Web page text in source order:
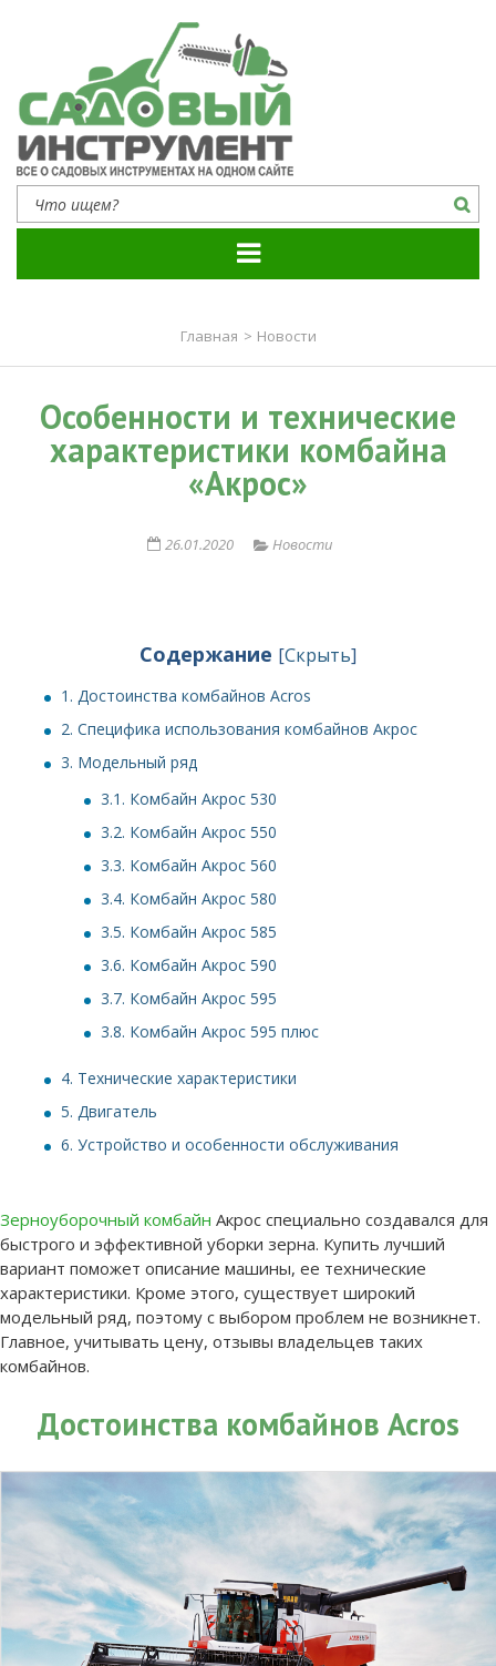
Садовый инструмент
Все о садовых инструментах на одном сайте
Главная > Новости
Особенности и технические
характеристики комбайна
«Акрос»
26.01.2020 Новости
Содержание [Скрыть]
1. Достоинства комбайнов Acros
2. Специфика использования комбайнов Акрос
3. Модельный ряд
3.1. Комбайн Акрос 530
3.2. Комбайн Акрос 550
3.3. Комбайн Акрос 560
3.4. Комбайн Акрос 580
3.5. Комбайн Акрос 585
3.6. Комбайн Акрос 590
3.7. Комбайн Акрос 595
3.8. Комбайн Акрос 595 плюс
4. Технические характеристики
5. Двигатель
6. Устройство и особенности обслуживания
Зерноуборочный комбайн Акрос специально создавался для
быстрого и эффективной уборки зерна. Купить лучший
вариант поможет описание машины, ее технические
характеристики. Кроме этого, существует широкий
модельный ряд, поэтому с выбором проблем не возникнет.
Главное, учитывать цену, отзывы владельцев таких
комбайнов.
Достоинства комбайнов Acros